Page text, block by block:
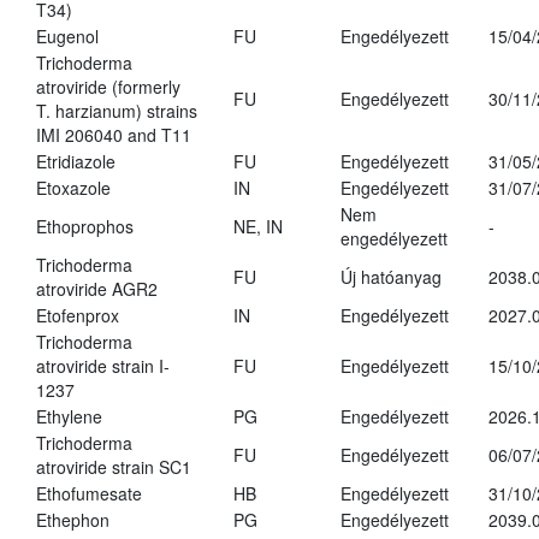
T34)
Eugenol FU Engedélyezett
15/
Trichoderma
atroviride (formerly
T. harzianum) strains
IMI 206040 and T11
FU Engedélyezett 30/
Etridiazole FU Engedélyezett
31/
Etoxazole
IN Engedélyezett
31/
Ethoprophos
NE, IN
Nem
engedélyezett
-
Trichoderma
atroviride AGR2
FU Új hatóanyag
Etofenprox
IN Engedélyezett
Trichoderma
atroviride strain I-
1237
FU Engedélyezett 15/
Ethylene PG Engedélyezett
Trichoderma
atroviride strain SC1
FU Engedélyezett
06/
Ethofumesate
HB Engedélyezett
31/
Ethephon
PG Engedélyezett